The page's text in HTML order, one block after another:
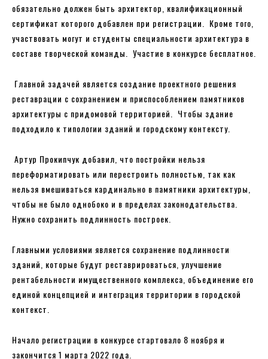
обязательно должен быть архитектор, квалификационный
сертификат которого добавлен при регистрации. Кроме того,
участвовать могут и студенты специальности архитектура в
составе творческой команды. Участие в конкурсе бесплатное.
Главной задачей является создание проектного решения
реставрации с сохранением и приспособлением памятников
архитектуры с придомовой территорией. Чтобы здание
подходило к типологии зданий и городскому контексту.
Артур Прокипчук добавил, что постройки нельзя
переформатировать или перестроить полностью, так как
нельзя вмешиваться кардинально в памятники архитектуры,
чтобы не было однобоко и в пределах законодательства.
Нужно сохранить подлинность построек.
Главными условиями является сохранение подлинности
зданий, которые будут реставрироваться, улучшение
рентабельности имущественного комплекса, объединение его
единой концепцией и интеграция территории в городской
контекст.
Начало регистрации в конкурсе стартовало 8 ноября и
закончится 1 марта 2022 года.